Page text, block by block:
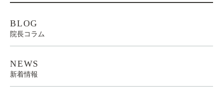
BLOG
院長コラム
NEWS
新着情報